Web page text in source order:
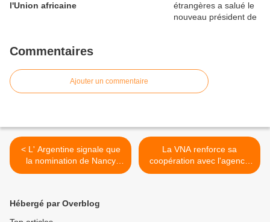
l'Union africaine
Commentaires
Ajouter un commentaire
< L' Argentine signale que
la nomination de Nancy
Soderberg pour occuper un
relations bilatérales
La VNA renforce sa
coopération avec l'agence
laotienne KPL >
Hébergé par Overblog